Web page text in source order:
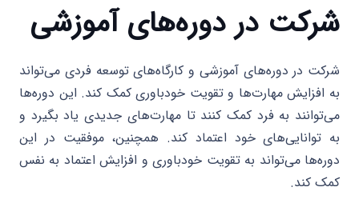
شرکت در دوره‌های آموزشی
شرکت در دوره‌های آموزشی و کارگاه‌های توسعه فردی می‌تواند
به افزایش مهارت‌ها و تقویت خودباوری کمک کند. این دوره‌ها
می‌توانند به فرد کمک کنند تا مهارت‌های جدیدی یاد بگیرد و
به توانایی‌های خود اعتماد کند. همچنین، موفقیت در این
دوره‌ها می‌تواند به تقویت خودباوری و افزایش اعتماد به نفس
کمک کند.